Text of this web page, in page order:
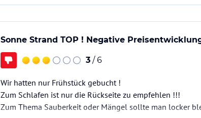
Sonne Strand TOP ! Negative
3 / 6
Wir hatten nur Frühstück gebucht !
Zum Schlafen ist nur die Rückseite zu empfehlen !!!
Zum Thema Sauberkeit oder Mängel sollte man locker